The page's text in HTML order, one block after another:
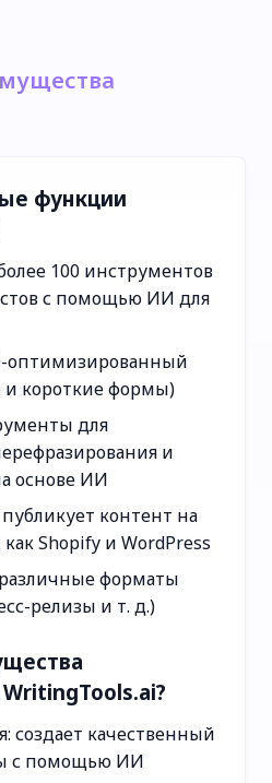
функции
100 инструментов
с помощью ИИ для
оптимизированный
короткие формы)
для
и
основе ИИ
контент на
Shopify и WordPress
форматы
релизы и т. д.)
создает качественный
с помощью ИИ